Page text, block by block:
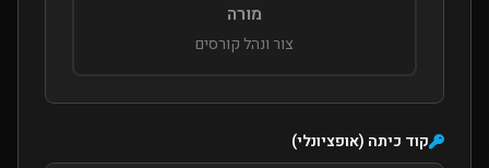
מורה
צור ונהל קורסים
קוד כיתה (אופציונלי)